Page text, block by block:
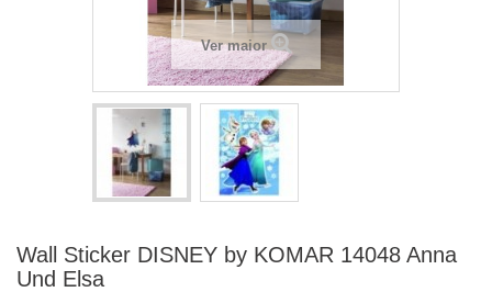
Ver maior
Wall Sticker DISNEY by KOMAR 14048 Anna
Und Elsa